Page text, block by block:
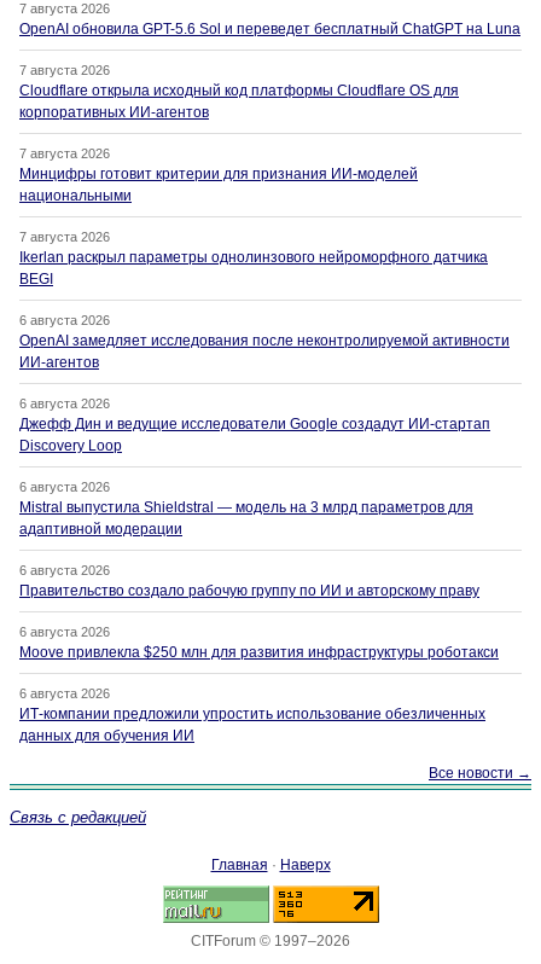
7 августа 2026
OpenAI обновила GPT-5.6 Sol и переведет бесплатный ChatGPT на Luna
7 августа 2026
Cloudflare открыла исходный код платформы Cloudflare OS для
корпоративных ИИ-агентов
7 августа 2026
Минцифры готовит критерии для признания ИИ-моделей
национальными
7 августа 2026
Ikerlan раскрыл параметры однолинзового нейроморфного датчика
BEGI
6 августа 2026
OpenAI замедляет исследования после неконтролируемой активности
ИИ-агентов
6 августа 2026
Джефф Дин и ведущие исследователи Google создадут ИИ-стартап
Discovery Loop
6 августа 2026
Mistral выпустила Shieldstral — модель на 3 млрд параметров для
адаптивной модерации
6 августа 2026
Правительство создало рабочую группу по ИИ и авторскому праву
6 августа 2026
Moove привлекла $250 млн для развития инфраструктуры роботакси
6 августа 2026
ИТ-компании предложили упростить использование обезличенных
данных для обучения ИИ
Все новости →
Связь с редакцией
Главная · Наверх
CITForum © 1997–2026